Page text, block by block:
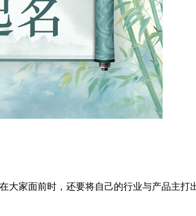
面前时，还要将自己的行业与产品主打